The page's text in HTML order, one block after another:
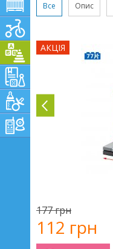
Все Опис
АКЦІЯ
177 грн
112 грн